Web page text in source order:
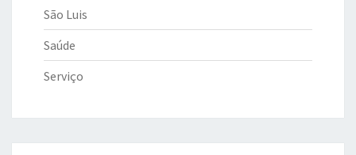
São Luis
Saúde
Serviço